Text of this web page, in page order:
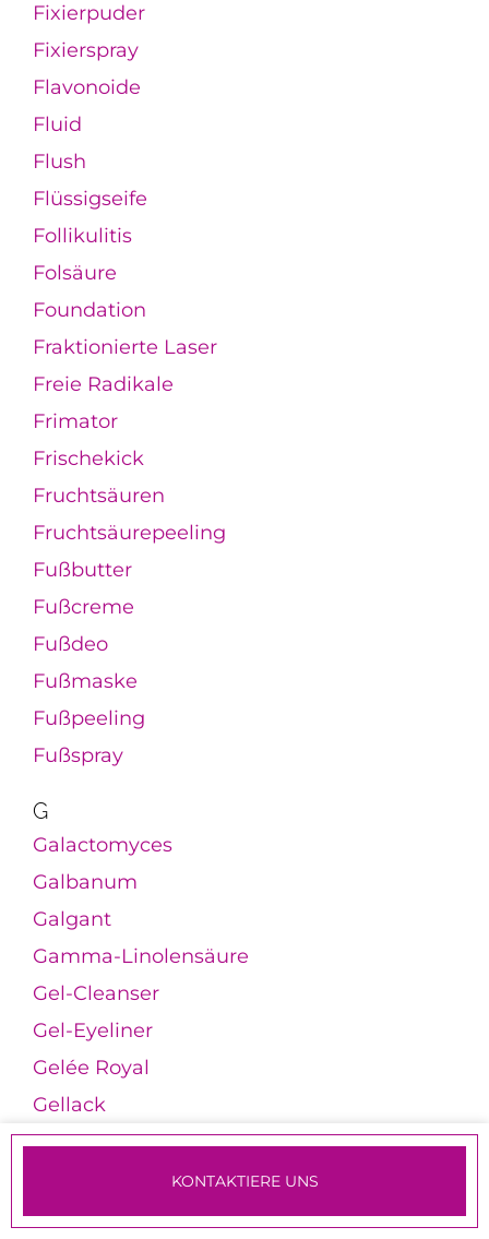
Fixierpuder
Fixierspray
Flavonoide
Fluid
Flush
Flüssigseife
Follikulitis
Folsäure
Foundation
Fraktionierte Laser
Freie Radikale
Frimator
Frischekick
Fruchtsäuren
Fruchtsäurepeeling
Fußbutter
Fußcreme
Fußdeo
Fußmaske
Fußpeeling
Fußspray
G
Galactomyces
Galbanum
Galgant
Gamma-Linolensäure
Gel-Cleanser
Gel-Eyeliner
Gelée Royal
Gellack
Gelmaske
Gesichtsbürsten
GesichtsdampfbadTERMINE & ANMELDUNG
KONTAKTIERE UNS